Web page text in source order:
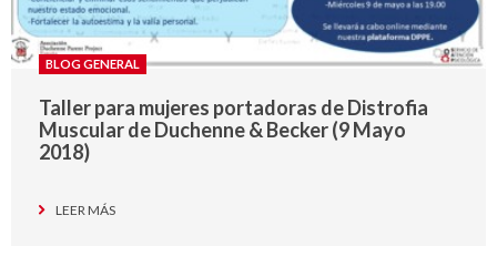
BLOG GENERAL
Taller para mujeres portadoras de Distrofia
Muscular de Duchenne & Becker (9 Mayo
2018)
LEER MÁS